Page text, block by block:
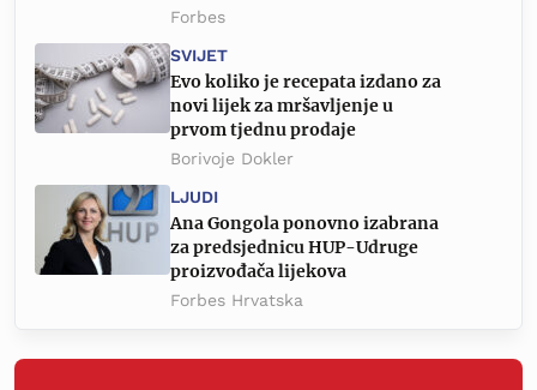
Forbes
SVIJET
Evo koliko je recepata izdano za
novi lijek za mršavljenje u
prvom tjednu prodaje
Borivoje Dokler
LJUDI
Ana Gongola ponovno izabrana
za predsjednicu HUP-Udruge
proizvođača lijekova
Forbes Hrvatska